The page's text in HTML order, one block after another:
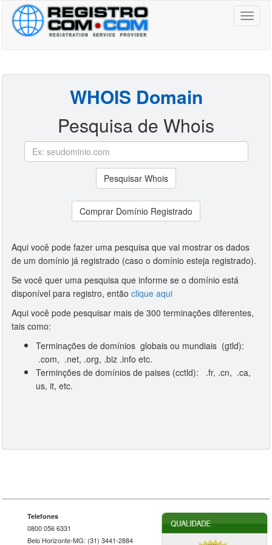
Toggle
WHOIS Domain
Pesquisa de Whois
Pesquisar Whois
Comprar Domínio Registrado
Aqui você pode fazer uma pesquisa que vai mostrar os dados
de um domínio já registrado (caso o domínio esteja registrado).
Se você quer uma pesquisa que informe se o domínio está
disponível para registro, então clique aqui
Aqui você pode pesquisar mais de 300 terminações diferentes,
tais como:
Terminações de domínios globais ou mundiais (gtld):
.com, .net, .org, .biz .info etc.
Terminções de domínios de paises (cctld): .fr, .cn, .ca,
us, it, etc.
Telefones
0800 056 6331
Belo Horizonte-MG: (31) 3441-2884